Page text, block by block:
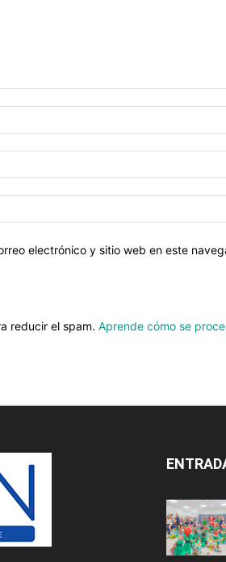
electrónico y sitio web en este
reducir el spam. Aprende cómo se